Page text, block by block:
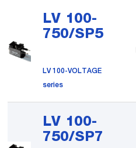
LV 100-
750/SP5
LV 100-VOLTAGE
series
LV 100-
750/SP7